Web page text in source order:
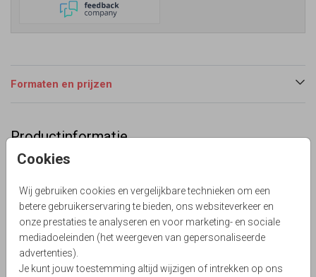
Cookies
Wij gebruiken cookies en vergelijkbare technieken om een
betere gebruikerservaring te bieden, ons websiteverkeer en
onze prestaties te analyseren en voor marketing- en sociale
mediadoeleinden (het weergeven van gepersonaliseerde
advertenties).
Je kunt jouw toestemming altijd wijzigen of intrekken op ons
Formaten en prijzen
Productinformatie
Omschrijving
Met sterren patroon en koper kleurige ster. Alles staat los
op dit kaartje en is aan te passen!
Collectie
Tweeling